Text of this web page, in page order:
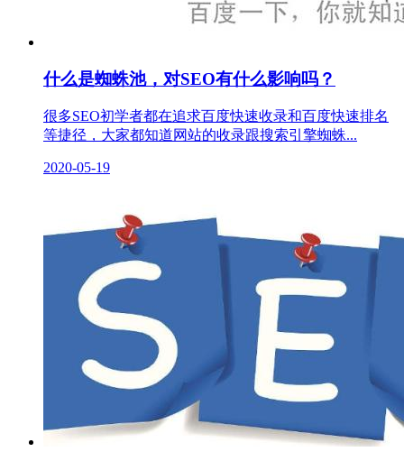
什么是蜘蛛池，对SEO有什么影响吗？
很多SEO初学者都在追求百度快速收录和百度快速排名
等捷径，大家都知道网站的收录跟搜索引擎蜘蛛...
2020-05-19